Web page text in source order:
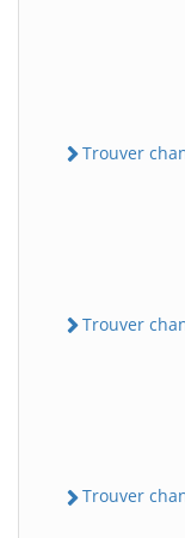
Trouver
Trouver
Trouver